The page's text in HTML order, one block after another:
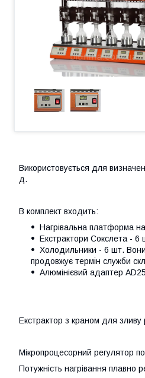
Використовується для
д.
В комплект входить:
Нагрівальна платформа
Екстрактори Сокслета - 6
Холодильники - 6 шт. Вони
продовжує термін служби
Алюмінієвий адаптер
Екстрактор з краном для зливу
Мікропроцесорний регулятор
Потужність нагрівання плавно